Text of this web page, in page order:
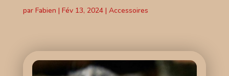
par Fabien | Fév 13, 2024| Accessoires